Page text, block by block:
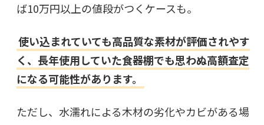
ば10万円以上の値段がつくケースも。
使い込まれていても高品質な素材が評価されやす
く、長年使用していた食器棚でも思わぬ高額査定
になる可能性があります。
ただし、水濡れによる木材の劣化やカビがある場